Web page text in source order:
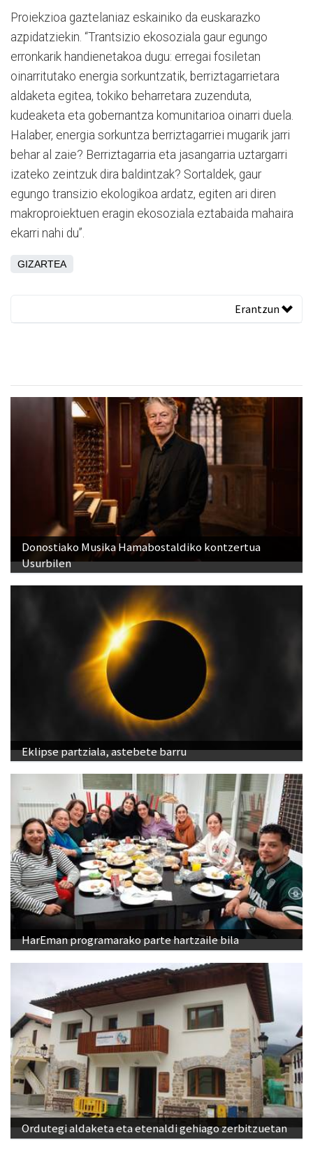
Proiekzioa gaztelaniaz eskainiko da euskarazko
azpidatziekin. “Trantsizio ekosoziala gaur egungo
erronkarik handienetakoa dugu: erregai fosiletan
oinarritutako energia sorkuntzatik, berriztagarrietara
aldaketa egitea, tokiko beharretara zuzenduta,
kudeaketa eta gobernantza komunitarioa oinarri duela.
Halaber, energia sorkuntza berriztagarriei mugarik jarri
behar al zaie? Berriztagarria eta jasangarria uztargarri
izateko zeintzuk dira baldintzak? Sortaldek, gaur
egungo transizio ekologikoa ardatz, egiten ari diren
makroproiektuen eragin ekosoziala eztabaida mahaira
ekarri nahi du”.
GIZARTEA
Erantzun
Donostiako Musika Hamabostaldiko kontzertua
Usurbilen
Eklipse partziala, astebete barru
HarEman programarako parte hartzaile bila
Ordutegi aldaketa eta etenaldi gehiago zerbitzuetan